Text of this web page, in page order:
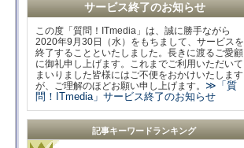
サービス終了のお知らせ
この度「質問！ITmedia」は、誠に勝手ながら
2020年9月30日（水）をもちまして、サービスを
終了することといたしました。長きに渡るご愛顧
に御礼申し上げます。これまでご利用いただいて
まいりました皆様にはご不便をおかけいたします
が、ご理解のほどお願い申し上げます。 ≫「質
問！ITmedia」サービス終了のお知らせ
記事キーワードランキング